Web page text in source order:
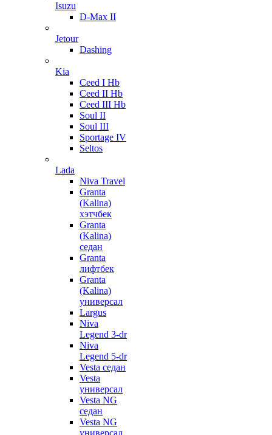
Isuzu
D-Max II
Jetour
Dashing
Kia
Ceed I Hb
Ceed II Hb
Ceed III Hb
Soul II
Soul III
Sportage IV
Seltos
Lada
Niva Travel
Granta
(Kalina)
хэтчбек
Granta
(Kalina)
седан
Granta
лифтбек
Granta
(Kalina)
универсал
Largus
Niva
Legend 3-dr
Niva
Legend 5-dr
Vesta седан
Vesta
универсал
Vesta NG
седан
Vesta NG
универсал